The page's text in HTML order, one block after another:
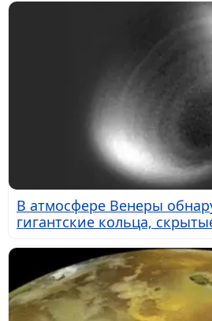
В атмосфере Венеры
гигантские кольца,